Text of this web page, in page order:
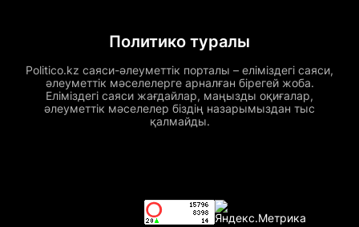
Политико туралы
Politico.kz саяси-әлеуметтік порталы – еліміздегі саяси,
әлеуметтік мәселелерге арналған бірегей жоба.
Еліміздегі саяси жағдайлар, маңызды оқиғалар,
әлеуметтік мәселелер біздің назарымыздан тыс
қалмайды.